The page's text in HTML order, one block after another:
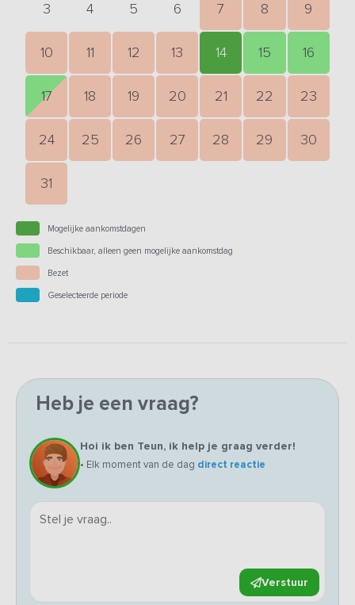
3 4 5 6 7 8 9
10 11 12 13 14 15 16
17 18 19 20 21 22 23
24 25 26 27 28 29 30
31
Mogelijke aankomstdagen
Beschikbaar, alleen geen mogelijke aankomstdag
Bezet
Geselecteerde periode
Heb je een vraag?
Hoi ik ben Teun, ik help je graag verder!
• Elk moment van de dag direct reactie
Verstuur